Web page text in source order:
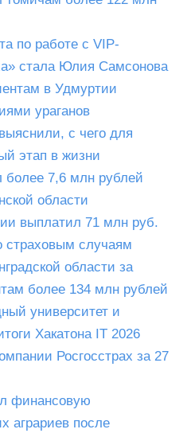
по работе с VIP-
стала Юлия Самсонова
в Удмуртии
ураганов
с чего для
этап в жизни
более 7,6 млн рублей
области
выплатил 71 млн руб.
страховым случаям
области за
более 134 млн рублей
университет и
Хакатона IT 2026
Росгосстрах за 27
финансовую
аграриев после